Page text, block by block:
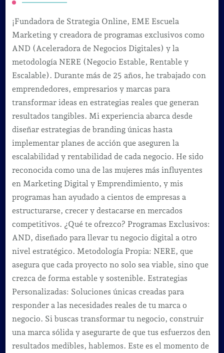
¡Fundadora de Strategia Online, EME Escuela
Marketing y creadora de programas exclusivos como
AND (Aceleradora de Negocios Digitales) y la
metodología NERE (Negocio Estable, Rentable y
Escalable). Durante más de 25 años, he trabajado con
emprendedores, empresarios y marcas para
transformar ideas en estrategias reales que generan
resultados tangibles. Mi experiencia abarca desde
diseñar estrategias de branding únicas hasta
implementar planes de acción que aseguren la
escalabilidad y rentabilidad de cada negocio. He sido
reconocida como una de las mujeres más influyentes
en Marketing Digital y Emprendimiento, y mis
programas han ayudado a cientos de empresas a
estructurarse, crecer y destacarse en mercados
competitivos. ¿Qué te ofrezco? Programas Exclusivos:
AND, diseñado para llevar tu negocio digital a otro
nivel estratégico. Metodología Propia: NERE, que
asegura que cada proyecto no solo sea viable, sino que
crezca de forma estable y sostenible. Estrategias
Personalizadas: Soluciones únicas creadas para
responder a las necesidades reales de tu marca o
negocio. Si buscas transformar tu negocio, construir
una marca sólida y asegurarte de que tus esfuerzos den
resultados medibles, hablemos. Este es el momento de